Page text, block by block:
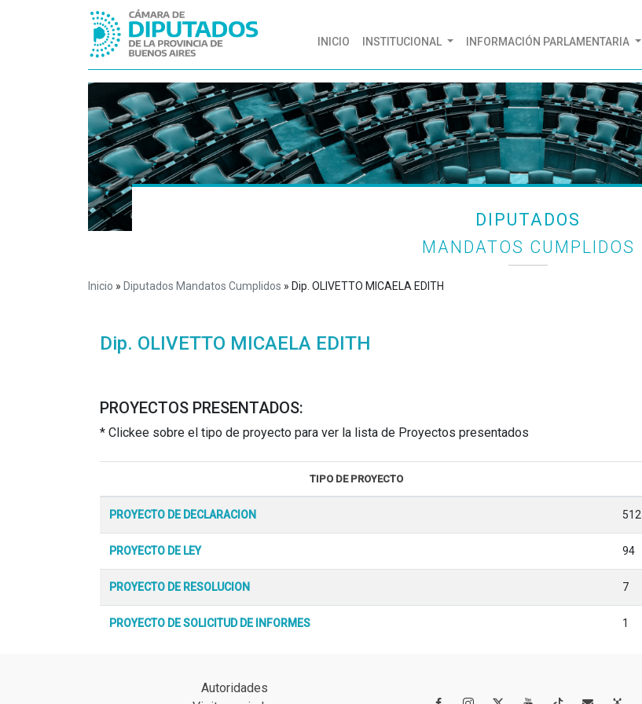
INICIO (CURRENT)
INSTITUCIONAL INFORMACIÓN PARLAMENTARIA
DIPUTADOS
MANDATOS CUMPLIDOS
Inicio » Diputados Mandatos Cumplidos » Dip. OLIVETTO MICAELA EDITH
Dip. OLIVETTO MICAELA EDITH
PROYECTOS PRESENTADOS:
* Clickee sobre el tipo de proyecto para ver la lista de Proyectos presentados
TIPO DE PROYECTO
PROYECTO DE DECLARACION 512
PROYECTO DE LEY 94
PROYECTO DE RESOLUCION 7
PROYECTO DE SOLICITUD DE INFORMES 1
Autoridades